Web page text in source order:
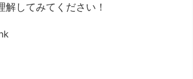
してみてください！